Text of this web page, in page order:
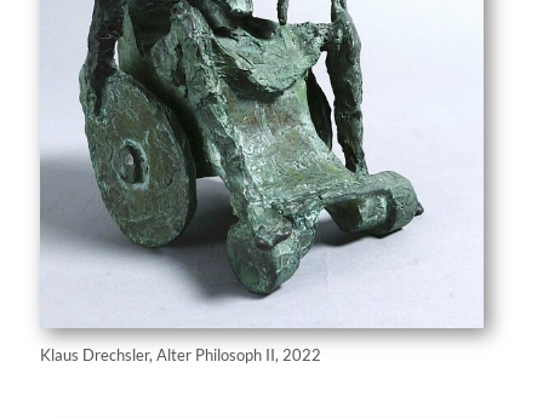
Klaus Drechsler, Alter Philosoph II, 2022